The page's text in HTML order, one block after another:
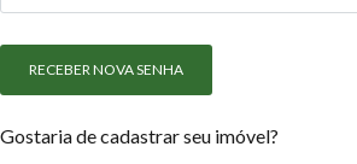
Gostaria de cadastrar seu imóvel?